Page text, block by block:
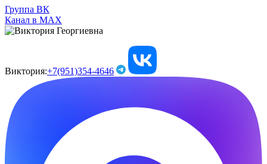
Группа ВК
Канал в МАХ
Виктория:+7(951)354-4646